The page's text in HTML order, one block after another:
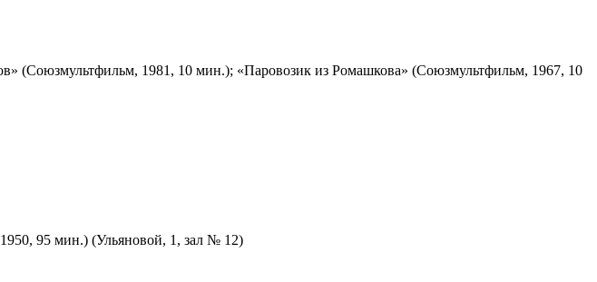
1981, 10 мин.); «Паровозик из Ромашкова» (Союзмультфильм, 1967, 10
95 мин.) (Ульяновой, 1, зал № 12)